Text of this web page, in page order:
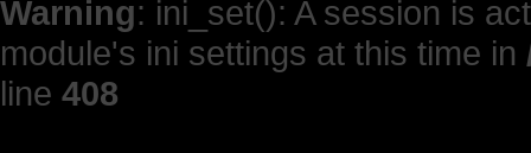
Warning: ini_set(): A session is
module's ini settings at this time in
line 408